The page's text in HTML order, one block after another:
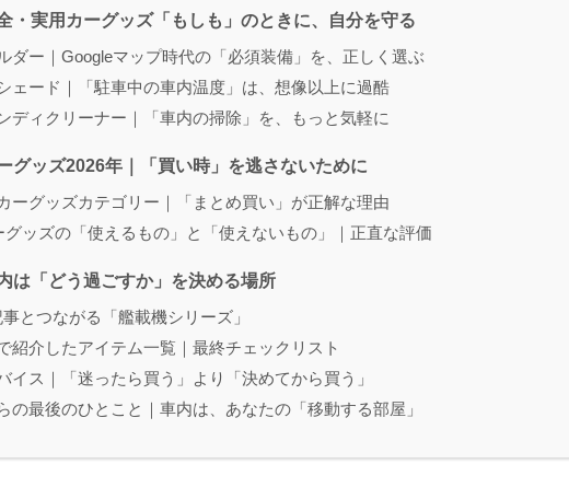
・実用カーグッズ「もしも」のときに、自分を守る
ダー｜Googleマップ時代の「必須装備」を、正しく選ぶ
ェード｜「駐車中の車内温度」は、想像以上に過酷
ディクリーナー｜「車内の掃除」を、もっと気軽に
グッズ2026年｜「買い時」を逃さないために
ーグッズカテゴリー｜「まとめ買い」が正解な理由
グッズの「使えるもの」と「使えないもの」｜正直な評価
は「どう過ごすか」を決める場所
とつながる「艦載機シリーズ」
紹介したアイテム一覧｜最終チェックリスト
イス｜「迷ったら買う」より「決めてから買う」
の最後のひとこと｜車内は、あなたの「移動する部屋」